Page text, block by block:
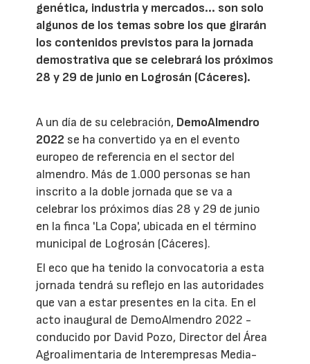
genética, industria y mercados... son solo
algunos de los temas sobre los que girarán
los contenidos previstos para la jornada
demostrativa que se celebrará los próximos
28 y 29 de junio en Logrosán (Cáceres).
A un día de su celebración, DemoAlmendro
2022 se ha convertido ya en el evento
europeo de referencia en el sector del
almendro. Más de 1.000 personas se han
inscrito a la doble jornada que se va a
celebrar los próximos días 28 y 29 de junio
en la finca 'La Copa', ubicada en el término
municipal de Logrosán (Cáceres).
El eco que ha tenido la convocatoria a esta
jornada tendrá su reflejo en las autoridades
que van a estar presentes en la cita. En el
acto inaugural de DemoAlmendro 2022 -
conducido por David Pozo, Director del Área
Agroalimentaria de Interempresas Media-